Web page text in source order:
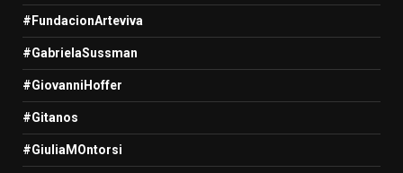
#FundacionArteviva
#GabrielaSussman
#GiovanniHoffer
#Gitanos
#GiuliaMOntorsi